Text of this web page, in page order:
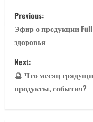
P
o
s
t
n
Previous:
Эфир о продукции
здоровья
Next:
🔮 Что месяц
продукты, события?